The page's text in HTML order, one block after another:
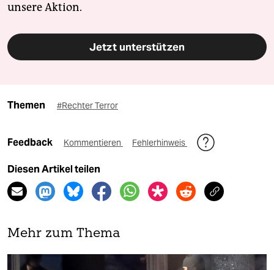
unsere Aktion.
Jetzt unterstützen
Themen #Rechter Terror
Feedback Kommentieren Fehlerhinweis
Diesen Artikel teilen
Mehr zum Thema